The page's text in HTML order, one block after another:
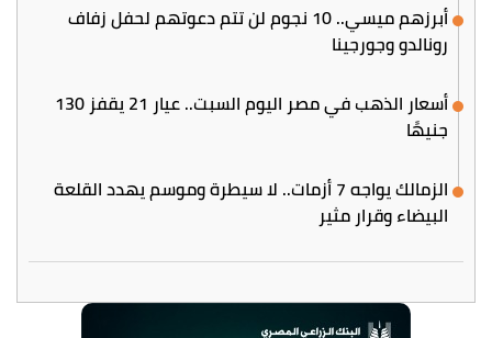
أبرزهم ميسي.. 10 نجوم لن تتم دعوتهم لحفل زفاف
رونالدو وجورجينا
أسعار الذهب في مصر اليوم السبت.. عيار 21 يقفز 130
جنيهًا
الزمالك يواجه 7 أزمات.. لا سيطرة وموسم يهدد القلعة
البيضاء وقرار مثير